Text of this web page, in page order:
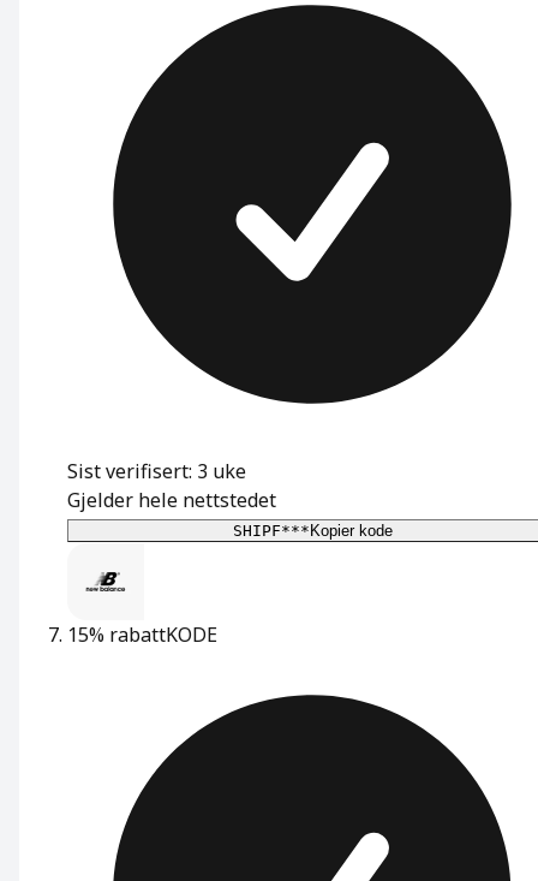
Sist verifisert: 3 uke
Gjelder hele nettstedet
SHIPF***Kopier kode
15% rabattKODE